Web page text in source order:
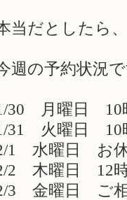
当だとしたら
週の予約状況
30 月曜日 10
31 火曜日 10
1 水曜日 お
2 木曜日 12
3 金曜日 ご相